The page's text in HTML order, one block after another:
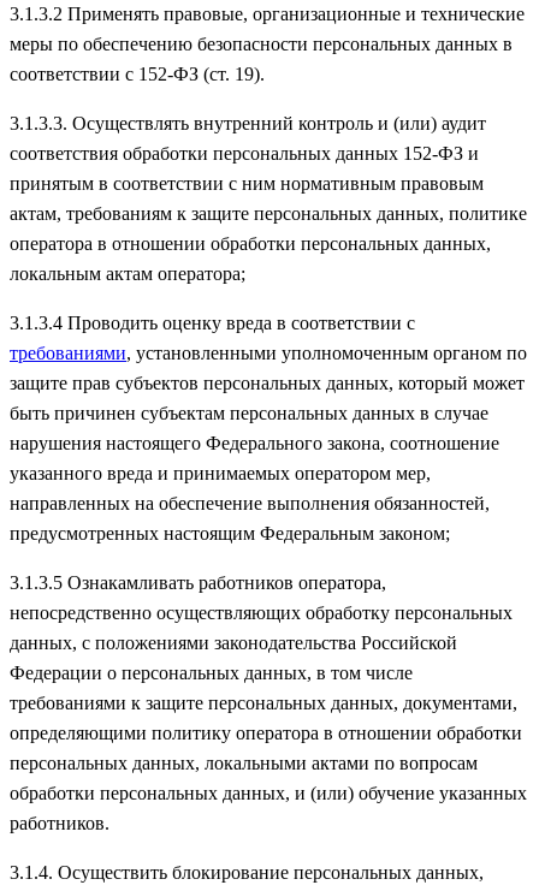
3.1.3.2 Применять правовые, организационные и технические
меры по обеспечению безопасности персональных данных в
соответствии с 152-ФЗ (ст. 19).
3.1.3.3. Осуществлять внутренний контроль и (или) аудит
соответствия обработки персональных данных 152-ФЗ и
принятым в соответствии с ним нормативным правовым
актам, требованиям к защите персональных данных, политике
оператора в отношении обработки персональных данных,
локальным актам оператора;
3.1.3.4 Проводить оценку вреда в соответствии с
требованиями, установленными уполномоченным органом по
защите прав субъектов персональных данных, который может
быть причинен субъектам персональных данных в случае
нарушения настоящего Федерального закона, соотношение
указанного вреда и принимаемых оператором мер,
направленных на обеспечение выполнения обязанностей,
предусмотренных настоящим Федеральным законом;
3.1.3.5 Ознакамливать работников оператора,
непосредственно осуществляющих обработку персональных
данных, с положениями законодательства Российской
Федерации о персональных данных, в том числе
требованиями к защите персональных данных, документами,
определяющими политику оператора в отношении обработки
персональных данных, локальными актами по вопросам
обработки персональных данных, и (или) обучение указанных
работников.
3.1.4. Осуществить блокирование персональных данных,